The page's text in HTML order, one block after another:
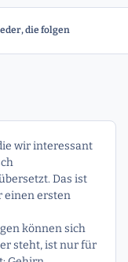
die folgen
wir interessant
Das ist
einen ersten
können sich
steht, ist nur für